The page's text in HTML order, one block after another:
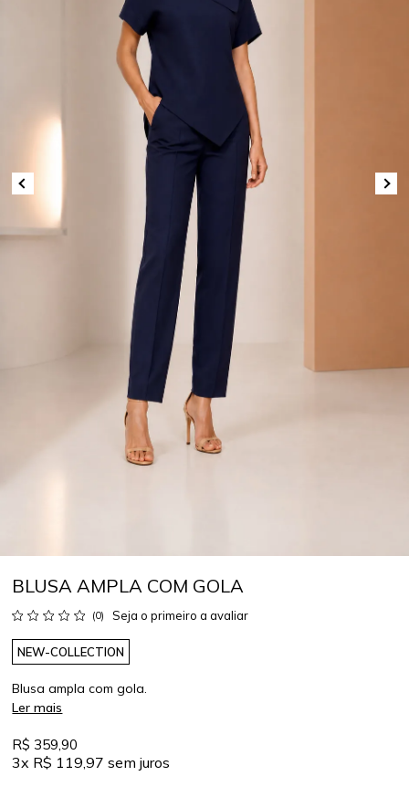
BLUSA AMPLA COM GOLA
(0) Seja o primeiro a avaliar
NEW-COLLECTION
Blusa ampla com gola.
Ler mais
R$ 359,90
3x R$ 119,97sem juros